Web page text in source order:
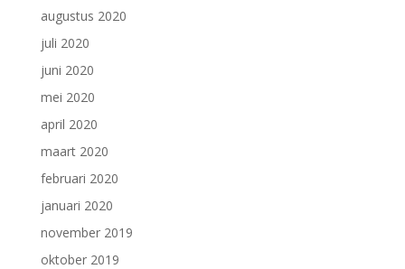
augustus 2020
juli 2020
juni 2020
mei 2020
april 2020
maart 2020
februari 2020
januari 2020
november 2019
oktober 2019